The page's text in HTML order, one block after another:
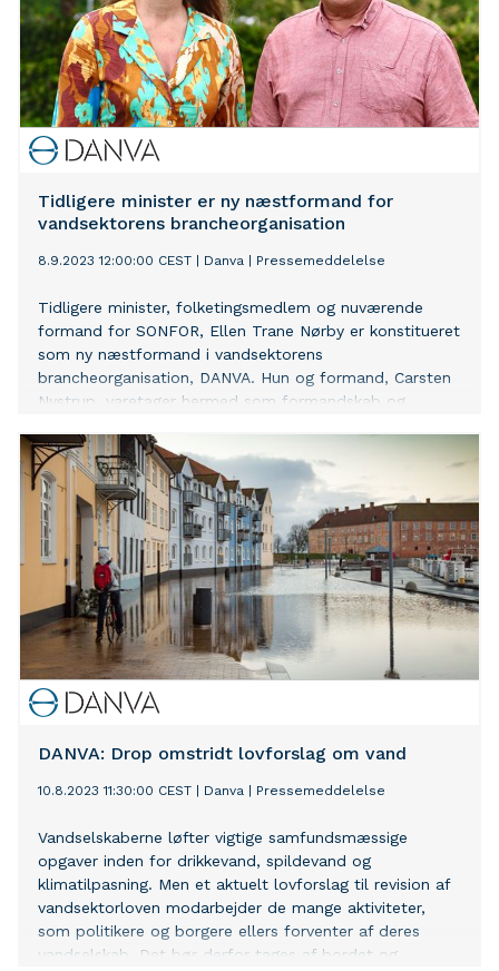
Tidligere minister er ny næstformand for
vandsektorens brancheorganisation
8.9.2023 12:00:00 CEST Danva Pressemeddelelse
Tidligere minister, folketingsmedlem og nuværende
formand for SONFOR, Ellen Trane Nørby er konstitueret
som ny næstformand i vandsektorens
brancheorganisation, DANVA. Hun og formand, Carsten
Nystrup, varetager hermed som formandskab og
interesser.
DANVA: Drop omstridt lovforslag om vand
10.8.2023 11:30:00 CEST Danva Pressemeddelelse
Vandselskaberne løfter vigtige samfundsmæssige
opgaver inden for drikkevand, spildevand og
klimatilpasning. Men et aktuelt lovforslag til revision af
vandsektorloven modarbejder de mange aktiviteter,
som politikere og borgere ellers forventer af deres
vandselskab. Det bør derfor tages af bordet og